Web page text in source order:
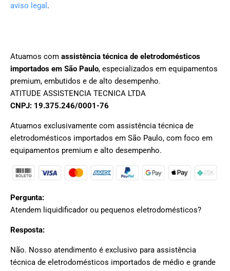
aviso legal .
Atuamos com assistência técnica de eletrodomésticos
importados em São Paulo, especializados em equipamentos
premium, embutidos e de alto desempenho.
ATITUDE ASSISTENCIA TECNICA LTDA
CNPJ: 19.375.246/0001-76
Atuamos exclusivamente com assistência técnica de
eletrodomésticos importados em São Paulo, com foco em
equipamentos premium e alto desempenho.
Pergunta:
Atendem liquidificador ou pequenos eletrodomésticos?
Resposta:
Não. Nosso atendimento é exclusivo para assistência
técnica de eletrodomésticos importados de médio e grande